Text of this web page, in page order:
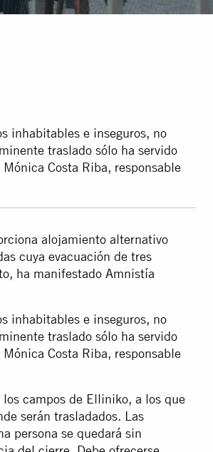
inhabitables e inseguros, no
traslado sólo ha servido
Costa Riba, responsable
alojamiento alternativo
cuya evacuación de tres
ha manifestado Amnistía
inhabitables e inseguros, no
traslado sólo ha servido
Costa Riba, responsable
campos de Elliniko, a los que
serán trasladados. Las
persona se quedará sin